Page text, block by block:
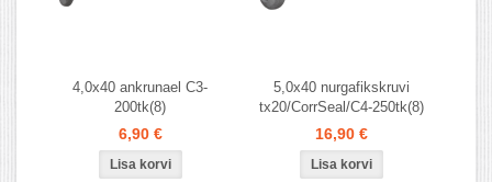
4,0x40 ankrunael C3-
200tk(8)
6,90 €
5,0x40 nurgafikskruvi
tx20/CorrSeal/C4-250tk(8)
16,90 €